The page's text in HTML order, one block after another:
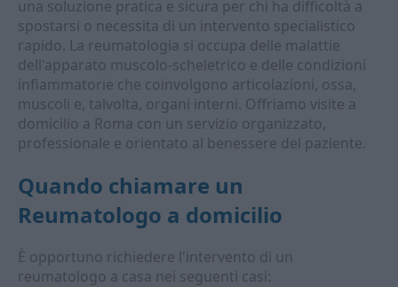
una soluzione pratica e sicura per chi ha difficoltà a
spostarsi o necessita di un intervento specialistico
rapido. La reumatologia si occupa delle malattie
dell'apparato muscolo-scheletrico e delle condizioni
infiammatorie che coinvolgono articolazioni, ossa,
muscoli e, talvolta, organi interni. Offriamo visite a
domicilio a Roma con un servizio organizzato,
professionale e orientato al benessere del paziente.
Quando chiamare un
Reumatologo a domicilio
È opportuno richiedere l'intervento di un
reumatologo a casa nei seguenti casi: